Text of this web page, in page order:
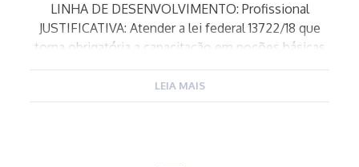
LINHA DE DESENVOLVIMENTO: Profissional
JUSTIFICATIVA: Atender a lei federal 13722/18 que
torna obrigatória a capacitação em noções básicas
funcionários de estabelecimentos de ensino
LEIA MAIS